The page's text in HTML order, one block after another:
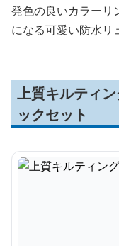
発色の良いカラーリ
になる可愛い防水リ
上質キルティ
ックセット